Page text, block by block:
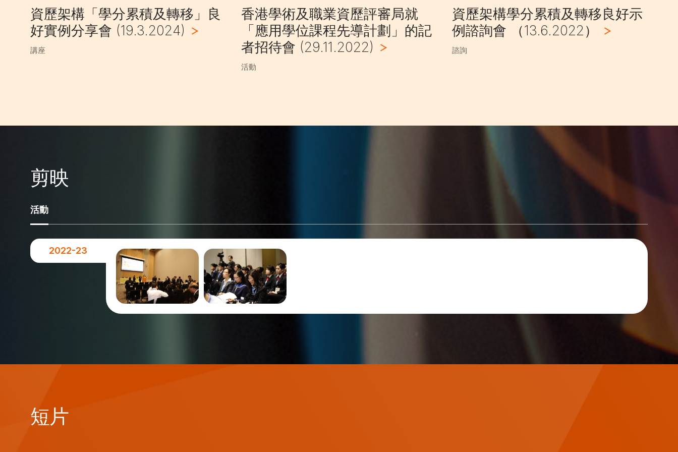
資歷架構「學分累積及轉移」良
好實例分享會 (19.3.2024)
講座
香港學術及職業資歷評審局就
「應用學位課程先導計劃」的記
者招待會 (29.11.2022)
活動
資歷架構學分累積及轉移良好示
例諮詢會 （13.6.2022）
諮詢
剪映
活動
2022-23
短片